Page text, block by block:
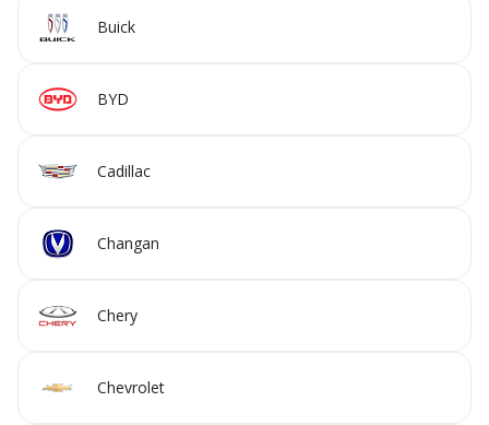
Buick
BYD
Cadillac
Changan
Chery
Chevrolet